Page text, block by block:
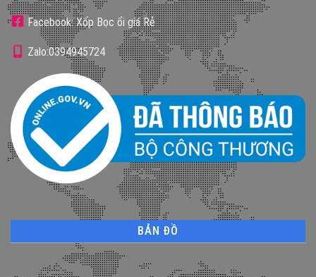
Facebook: Xốp Bọc ổi giá Rẻ
Zalo:0394945724
BẢN ĐỒ